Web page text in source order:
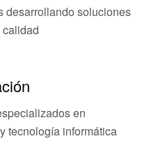
desarrollando soluciones
en
tecnología informática